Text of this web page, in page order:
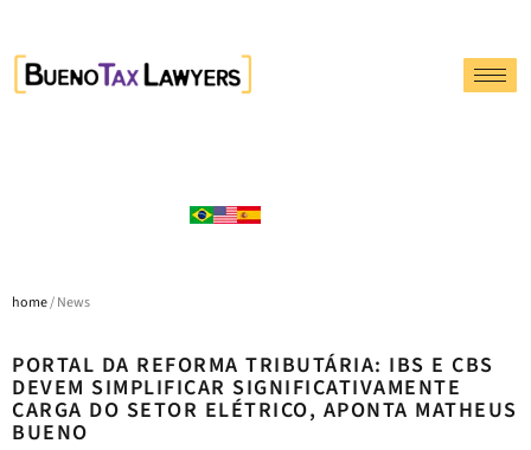
home/ News
PORTAL DA REFORMA TRIBUTÁRIA: IBS E CBS
DEVEM SIMPLIFICAR SIGNIFICATIVAMENTE
CARGA DO SETOR ELÉTRICO, APONTA MATHEUS
BUENO